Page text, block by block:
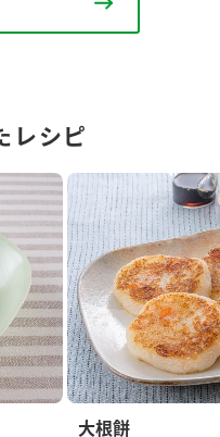
レシピ
大根餅